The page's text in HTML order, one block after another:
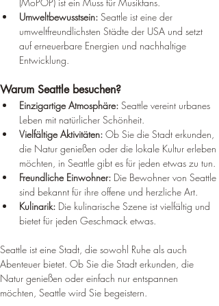
Umweltbewusstsein: Seattle ist eine der
umweltfreundlichsten Städte der USA und setzt
auf erneuerbare Energien und nachhaltige
Entwicklung.
Warum Seattle besuchen?
Einzigartige Atmosphäre: Seattle vereint urbanes
Leben mit natürlicher Schönheit.
Vielfältige Aktivitäten: Ob Sie die Stadt erkunden,
die Natur genießen oder die lokale Kultur erleben
möchten, in Seattle gibt es für jeden etwas zu tun.
Freundliche Einwohner: Die Bewohner von Seattle
sind bekannt für ihre offene und herzliche Art.
Kulinarik: Die kulinarische Szene ist vielfältig und
bietet für jeden Geschmack etwas.
Seattle ist eine Stadt, die sowohl Ruhe als auch
Abenteuer bietet. Ob Sie die Stadt erkunden, die
Natur genießen oder einfach nur entspannen
möchten, Seattle wird Sie begeistern.